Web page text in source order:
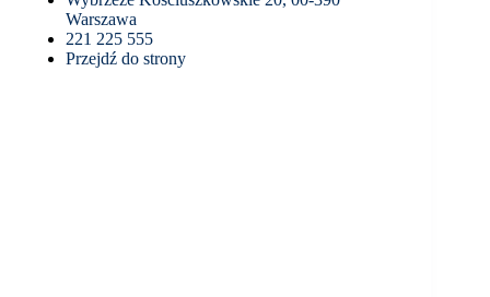
Warszawa
221 225 555
Przejdź do strony